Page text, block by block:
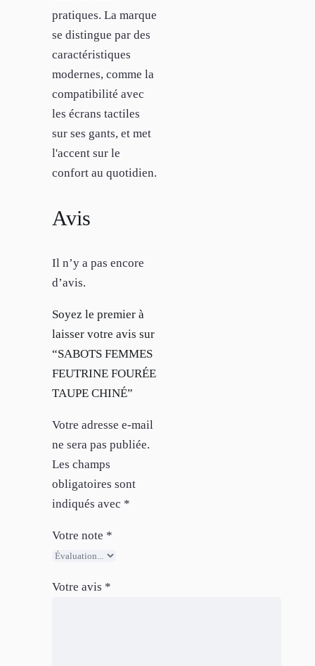
pratiques. La marque
se distingue par des
caractéristiques
modernes, comme la
compatibilité avec
les écrans tactiles
sur ses gants, et met
l'accent sur le
confort au quotidien.
Avis
Il n’y a pas encore
d’avis.
Soyez le premier à
laisser votre avis sur
“SABOTS FEMMES
FEUTRINE FOURÉE
TAUPE CHINÉ”
Votre adresse e-mail
ne sera pas publiée.
Les champs
obligatoires sont
indiqués avec *
Votre note *
Votre avis *